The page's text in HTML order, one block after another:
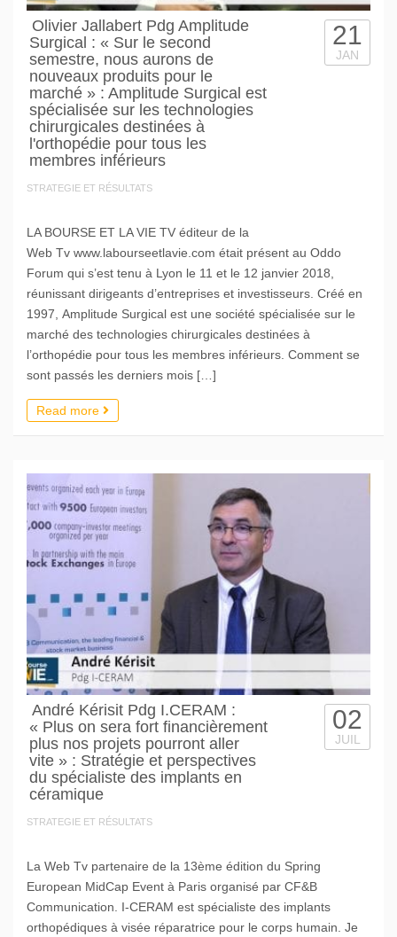
Olivier Jallabert Pdg Amplitude
Surgical : « Sur le second
semestre, nous aurons de
nouveaux produits pour le
marché » : Amplitude Surgical est
spécialisée sur les technologies
chirurgicales destinées à
l'orthopédie pour tous les
membres inférieurs
STRATEGIE ET RÉSULTATS
21
JAN
LA BOURSE ET LA VIE TV éditeur de la
Web Tv www.labourseetlavie.com était présent au Oddo
Forum qui s’est tenu à Lyon le 11 et le 12 janvier 2018,
réunissant dirigeants d’entreprises et investisseurs. Créé en
1997, Amplitude Surgical est une société spécialisée sur le
marché des technologies chirurgicales destinées à
l’orthopédie pour tous les membres inférieurs. Comment se
sont passés les derniers mois […]
Read more
André Kérisit Pdg I.CERAM :
« Plus on sera fort financièrement
plus nos projets pourront aller
vite » : Stratégie et perspectives
du spécialiste des implants en
céramique
STRATEGIE ET RÉSULTATS
02
JUIL
La Web Tv partenaire de la 13ème édition du Spring
European MidCap Event à Paris organisé par CF&B
Communication. I-CERAM est spécialiste des implants
orthopédiques à visée réparatrice pour le corps humain. Je